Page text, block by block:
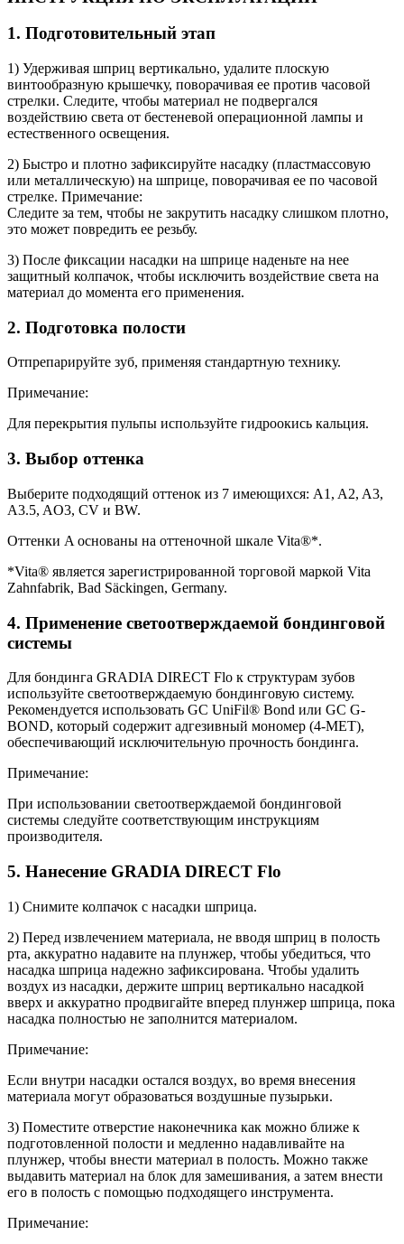
1. Подготовительный этап
1) Удерживая шприц вертикально, удалите плоскую
винтообразную крышечку, поворачивая ее против часовой
стрелки. Следите, чтобы материал не подвергался
воздействию света от бестеневой операционной лампы и
естественного освещения.
2) Быстро и плотно зафиксируйте насадку (пластмассовую
или металлическую) на шприце, поворачивая ее по часовой
стрелке. Примечание:
Следите за тем, чтобы не закрутить насадку слишком плотно,
это может повредить ее резьбу.
3) После фиксации насадки на шприце наденьте на нее
защитный колпачок, чтобы исключить воздействие света на
материал до момента его применения.
2. Подготовка полости
Отпрепарируйте зуб, применяя стандартную технику.
Примечание:
Для перекрытия пульпы используйте гидроокись кальция.
3. Выбор оттенка
Выберите подходящий оттенок из 7 имеющихся: A1, A2, A3,
A3.5, AO3, CV и BW.
Оттенки A основаны на оттеночной шкале Vita®*.
*Vita® является зарегистрированной торговой маркой Vita
Zahnfabrik, Bad Säckingen, Germany.
4. Применение светоотверждаемой бондинговой
системы
Для бондинга GRADIA DIRECT Flo к структурам зубов
используйте светоотверждаемую бондинговую систему.
Рекомендуется использовать GC UniFil® Bond или GC G-
BOND, который содержит адгезивный мономер (4-MET),
обеспечивающий исключительную прочность бондинга.
Примечание:
При использовании светоотверждаемой бондинговой
системы следуйте соответствующим инструкциям
производителя.
5. Нанесение GRADIA DIRECT Flo
1) Снимите колпачок с насадки шприца.
2) Перед извлечением материала, не вводя шприц в полость
рта, аккуратно надавите на плунжер, чтобы убедиться, что
насадка шприца надежно зафиксирована. Чтобы удалить
воздух из насадки, держите шприц вертикально насадкой
вверх и аккуратно продвигайте вперед плунжер шприца, пока
насадка полностью не заполнится материалом.
Примечание:
Если внутри насадки остался воздух, во время внесения
материала могут образоваться воздушные пузырьки.
3) Поместите отверстие наконечника как можно ближе к
подготовленной полости и медленно надавливайте на
плунжер, чтобы внести материал в полость. Можно также
выдавить материал на блок для замешивания, а затем внести
его в полость с помощью подходящего инструмента.
Примечание: